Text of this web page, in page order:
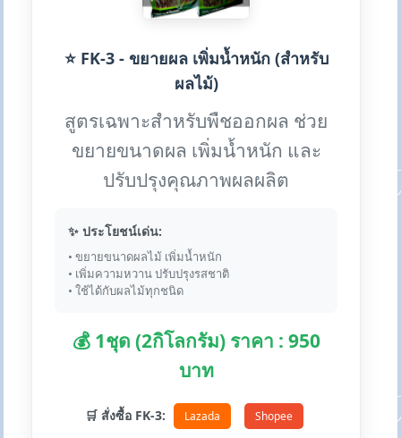
⭐ FK-3 - ขยายผล เพิ่มน้ำหนัก (สำหรับ
ผลไม้)
สูตรเฉพาะสำหรับพืชออกผล ช่วย
ขยายขนาดผล เพิ่มน้ำหนัก และ
ปรับปรุงคุณภาพผลผลิต
✨ ประโยชน์เด่น:
• ขยายขนาดผลไม้ เพิ่มน้ำหนัก
• เพิ่มความหวาน ปรับปรุงรสชาติ
• ใช้ได้กับผลไม้ทุกชนิด
💰 1ชุด (2กิโลกรัม) ราคา : 950
บาท
🛒 สั่งซื้อ FK-3: Lazada Shopee